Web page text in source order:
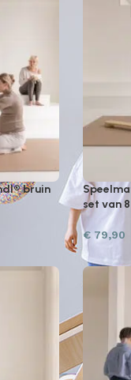
bruin
set van
€ 79,90